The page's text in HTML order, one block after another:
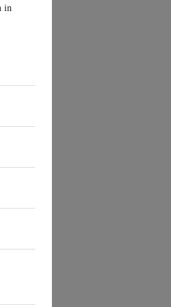
in